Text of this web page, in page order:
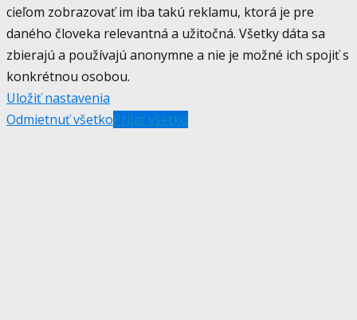
cieľom zobrazovať im iba takú reklamu, ktorá je pre
daného človeka relevantná a užitočná. Všetky dáta sa
zbierajú a používajú anonymne a nie je možné ich spojiť s
konkrétnou osobou.
Uložiť nastavenia
Odmietnuť všetkoPrijať všetko